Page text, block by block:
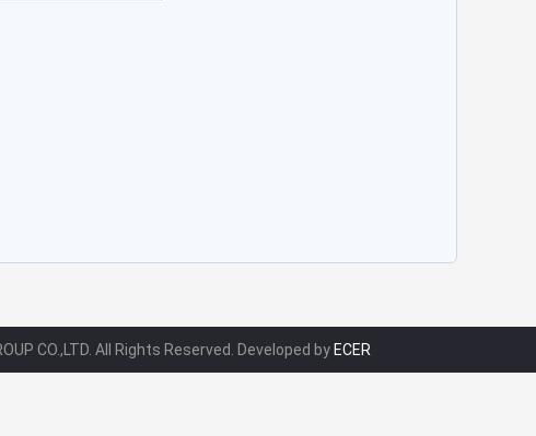
CO.,LTD. All Rights Reserved. Developed by ECER